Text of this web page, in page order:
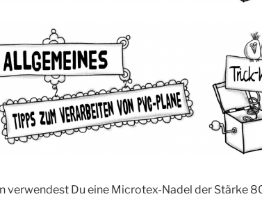
ver­wen­dest Du eine Micro­tex-Nadel der Stär­ke